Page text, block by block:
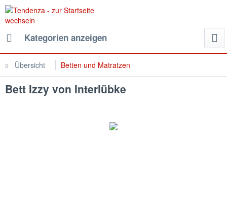
Kategorien anzeigen
Übersicht Betten und Matratzen
Bett Izzy von Interlübke